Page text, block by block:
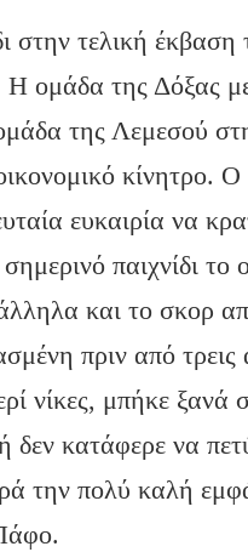
στην τελική
ομάδα της Δόξας
της Λεμεσού
κίνητρο.
ευκαιρία να
παιχνίδι το
και το σκορ
πριν από τρεις
νίκες, μπήκε ξανά
κατάφερε να
την πολύ καλή